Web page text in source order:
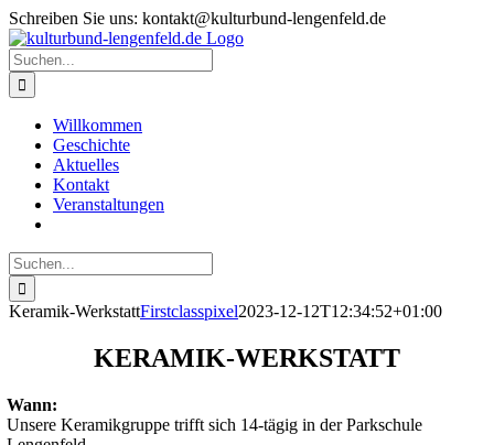
Zum
Inhalt
springen
Schreiben Sie uns: kontakt@kulturbund-lengenfeld.de
Suche
nach:
Willkommen
Geschichte
Aktuelles
Kontakt
Veranstaltungen
Suche
nach:
Keramik-WerkstattFirstclasspixel2023-12-12T12:34:52+01:00
KERAMIK-WERKSTATT
Wann:
Unsere Keramikgruppe trifft sich 14-tägig in der Parkschule